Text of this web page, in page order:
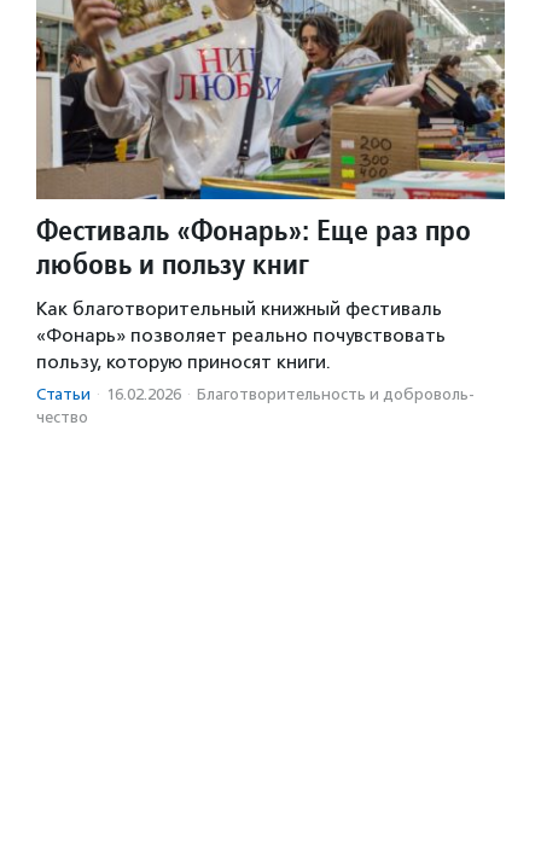
Фестиваль «Фонарь»: Еще раз про
любовь и пользу книг
Как благотворительный книжный фестиваль
«Фонарь» позволяет реально почувствовать
пользу, которую приносят книги.
Статьи · 16.02.2026 · Благотвори­тель­ность и доброволь­
чест­во